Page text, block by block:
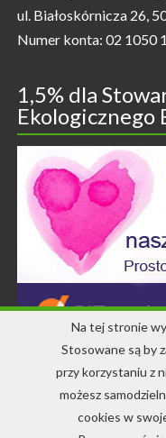
ul. Białoskórnicza 26,
Numer konta: 02 1050
1,5% dla
Ekologicznego
Kontakt
Na tej stronie
Stosowane są by
przy korzystaniu z
możesz
cookies w